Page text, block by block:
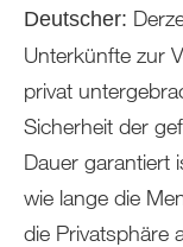
Deutscher:
Unterkünfte zur
privat
Sicherheit der
Dauer garantiert
wie lange die
die Privatsphäre